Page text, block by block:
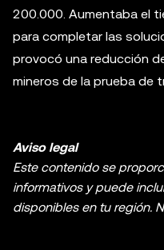
200.000. Aumentaba el
para completar las
provocó una reducción
mineros de la prueba de
Aviso legal
Este contenido se
informativos y puede
disponibles en tu región.
(i) asesoramiento o